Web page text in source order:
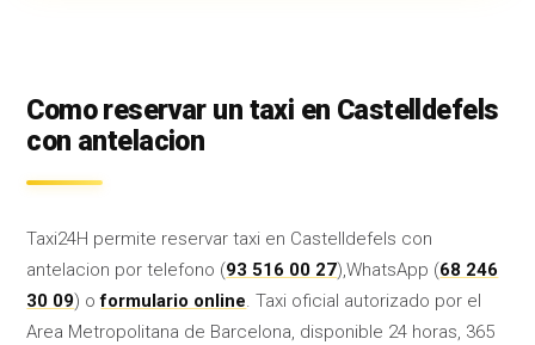
Como reservar un taxi en Castelldefels
con antelacion
Taxi24H permite reservar taxi en Castelldefels con
antelacion por telefono (93 516 00 27),WhatsApp (68 246
30 09) oformulario online. Taxi oficial autorizado por el
Area Metropolitana de Barcelona, disponible 24 horas, 365